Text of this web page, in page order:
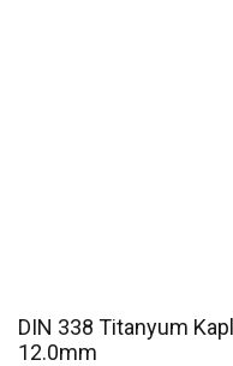
DIN 338 Titanyum
12.0mm